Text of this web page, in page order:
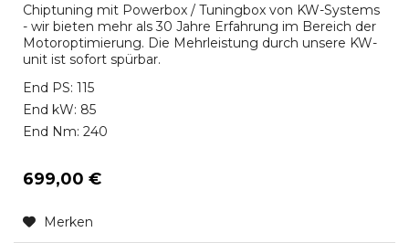
Chiptuning mit Powerbox / Tuningbox von KW-Systems
- wir bieten mehr als 30 Jahre Erfahrung im Bereich der
Motoroptimierung. Die Mehrleistung durch unsere KW-
unit ist sofort spürbar.
End PS: 115
End kW: 85
End Nm: 240
699,00 €
Merken